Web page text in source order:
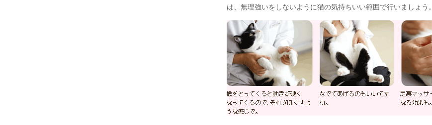
は、無理強いをしないように猫の気持ちいい範囲で行いましょう。